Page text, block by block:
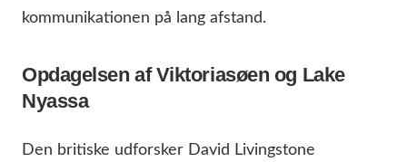
kommunikationen på lang afstand.
Opdagelsen af Viktoriasøen og Lake
Nyassa
Den britiske udforsker David Livingstone